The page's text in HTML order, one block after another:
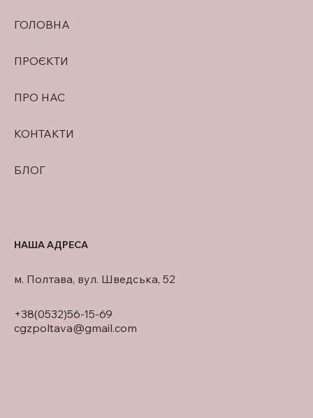
ГОЛОВНА
ПРОЄКТИ
ПРО НАС
КОНТАКТИ
БЛОГ
+38(0532)56-15-69
cgzpoltava@gmail.com
м. Полтава, вул. Шведська, 52
НАША АДРЕСА